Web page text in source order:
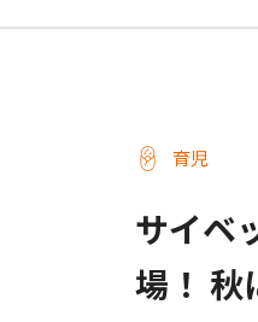
育児
サイベ
場！ 秋